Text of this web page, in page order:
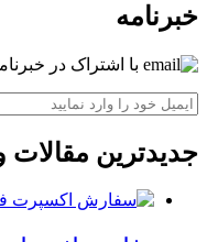
خبرنامه
با اشتراک در
جدیدترین مقالات